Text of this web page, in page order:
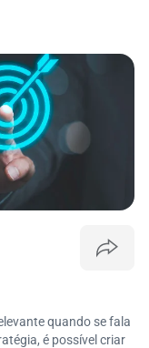
quando se fala
é possível criar